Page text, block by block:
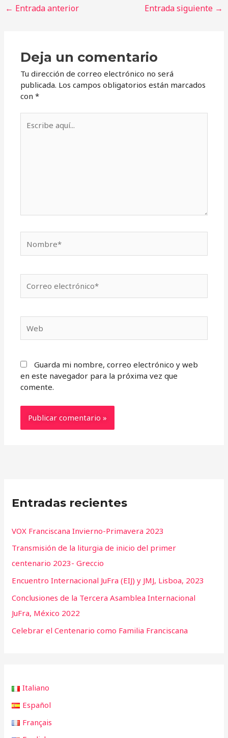
← Entrada anterior Entrada siguiente →
Deja un comentario
Tu dirección de correo electrónico no será
publicada. Los campos obligatorios están marcados
con*
aquí...
electrónico*
Guarda mi nombre, correo electrónico y web
en este navegador para la próxima vez que
comente.
Entradas recientes
VOX Franciscana Invierno-Primavera 2023
Transmisión de la liturgia de inicio del primer
centenario 2023- Greccio
Encuentro Internacional JuFra (EIJ) y JMJ, Lisboa, 2023
Conclusiones de la Tercera Asamblea Internacional
JuFra, México 2022
Celebrar el Centenario como Familia Franciscana
Italiano
Español
Français